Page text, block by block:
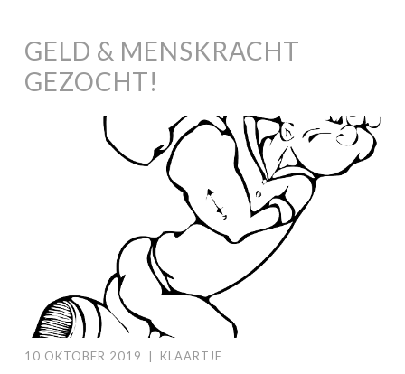
GELD & MENSKRACHT
GEZOCHT!
10 OKTOBER 2019 KLAARTJE